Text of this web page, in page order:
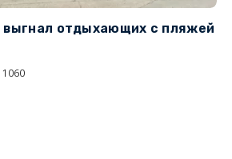
выгнал отдыхающих с пляжей
1060